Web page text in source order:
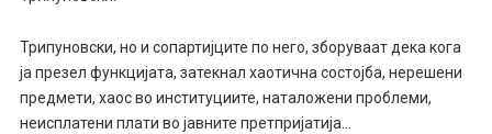
Трипуновски, но и сопартијците по него, зборуваат дека кога
ја презел функцијата, затекнал хаотична состојба, нерешени
предмети, хаос во институциите, наталожени проблеми,
неисплатени плати во јавните претпријатија…